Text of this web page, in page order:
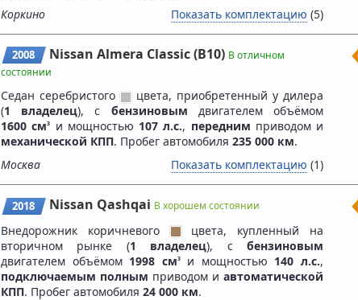
Коркино
Показать комплектацию (5)
2008 Nissan Almera Classic (B10) В отличном
состоянии
Седан серебристого
цвета, приобретенный у дилера
(1 владелец), c бензиновым двигателем объёмом
1600 см3 и мощностью 107 л.с., передним приводом и
механической КПП. Пробег автомобиля 235 000 км.
Москва
Показать комплектацию (1)
2018 Nissan Qashqai В хорошем состоянии
Внедорожник коричневого
цвета, купленный на
вторичном рынке (1 владелец), cбензиновым
двигателем объёмом 1998 см3и мощностью 140 л.с.,
подключаемым полным приводом и автоматической
КПП. Пробег автомобиля 24 000 км.